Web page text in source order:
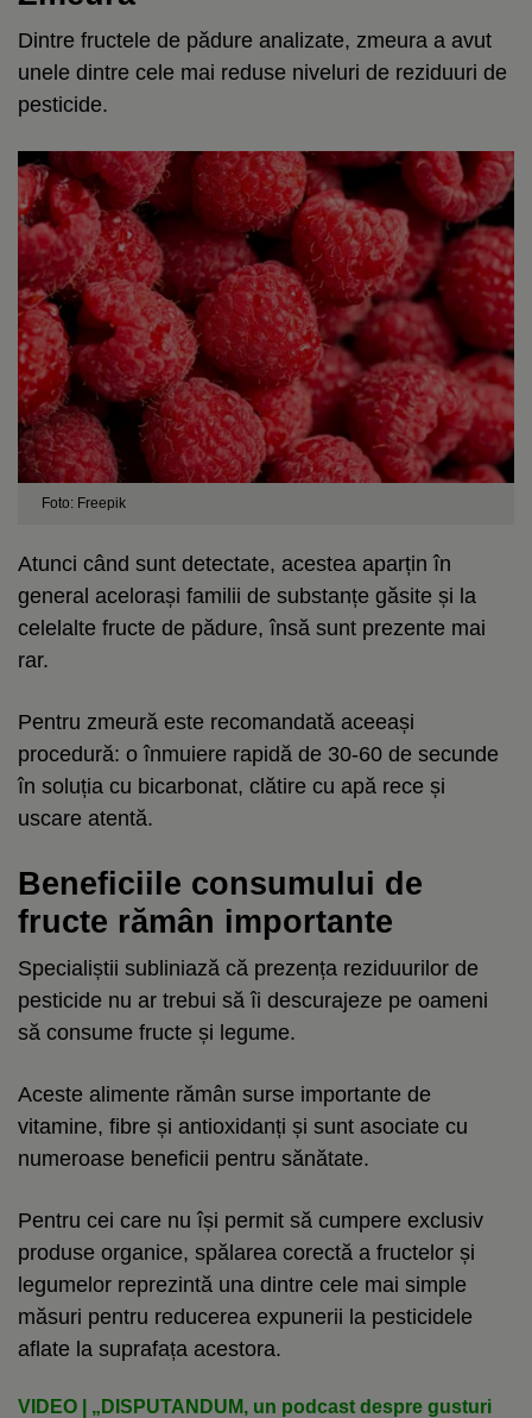
Dintre fructele de pădure analizate, zmeura a avut
unele dintre cele mai reduse niveluri de reziduuri de
pesticide.
Foto: Freepik
Atunci când sunt detectate, acestea aparțin în
general acelorași familii de substanțe găsite și la
celelalte fructe de pădure, însă sunt prezente mai
rar.
Pentru zmeură este recomandată aceeași
procedură: o înmuiere rapidă de 30-60 de secunde
în soluția cu bicarbonat, clătire cu apă rece și
uscare atentă.
Beneficiile consumului de
fructe rămân importante
Specialiștii subliniază că prezența reziduurilor de
pesticide nu ar trebui să îi descurajeze pe oameni
să consume fructe și legume.
Aceste alimente rămân surse importante de
vitamine, fibre și antioxidanți și sunt asociate cu
numeroase beneficii pentru sănătate.
Pentru cei care nu își permit să cumpere exclusiv
produse organice, spălarea corectă a fructelor și
legumelor reprezintă una dintre cele mai simple
măsuri pentru reducerea expunerii la pesticidele
aflate la suprafața acestora.
VIDEO | „DISPUTANDUM, un podcast despre gusturi